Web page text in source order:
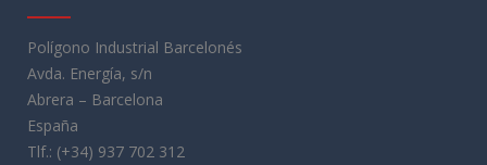
Polígono Industrial Barcelonés
Avda. Energía, s/n
Abrera – Barcelona
España
Tlf.: (+34) 937 702 312